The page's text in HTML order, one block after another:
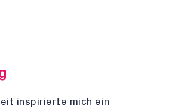
inspirierte mich ein